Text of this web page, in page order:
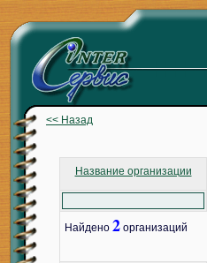
<< Назад
Название организации
Найдено 2 организаций